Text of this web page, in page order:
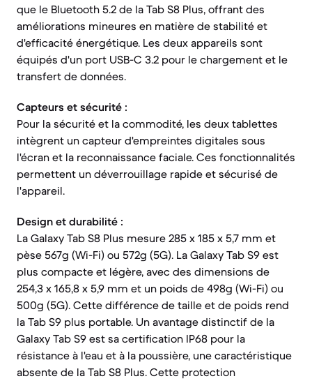
que le Bluetooth 5.2 de la Tab S8 Plus, offrant des
améliorations mineures en matière de stabilité et
d'efficacité énergétique. Les deux appareils sont
équipés d'un port USB-C 3.2 pour le chargement et le
transfert de données.
Capteurs et sécurité :
Pour la sécurité et la commodité, les deux tablettes
intègrent un capteur d'empreintes digitales sous
l'écran et la reconnaissance faciale. Ces fonctionnalités
permettent un déverrouillage rapide et sécurisé de
l'appareil.
Design et durabilité :
La Galaxy Tab S8 Plus mesure 285 x 185 x 5,7 mm et
pèse 567g (Wi-Fi) ou 572g (5G). La Galaxy Tab S9 est
plus compacte et légère, avec des dimensions de
254,3 x 165,8 x 5,9 mm et un poids de 498g (Wi-Fi) ou
500g (5G). Cette différence de taille et de poids rend
la Tab S9 plus portable. Un avantage distinctif de la
Galaxy Tab S9 est sa certification IP68 pour la
résistance à l'eau et à la poussière, une caractéristique
absente de la Tab S8 Plus. Cette protection